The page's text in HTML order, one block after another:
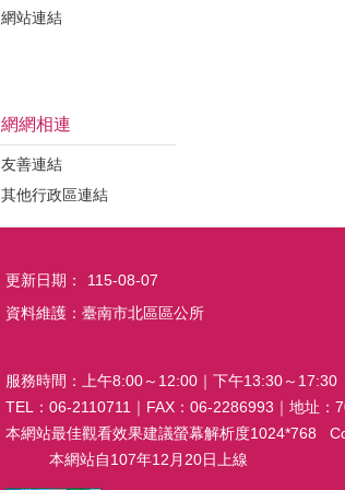
網站連結
網網相連
友善連結
其他行政區連結
更新日期：
115-08-07
資料維護：臺南市北區區公所
服務時間：上午8:00～12:00｜下午13:30～17:30
TEL：06-2110711｜FAX：06-2286993｜地址：
本網站最佳觀看效果建議螢幕解析度1024*768
本網站自107年12月20日上線